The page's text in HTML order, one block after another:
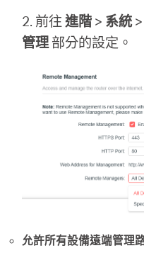
惠
2. 前往進階 > 系統>
管理部分的設定。
允許所有設備遠端管理